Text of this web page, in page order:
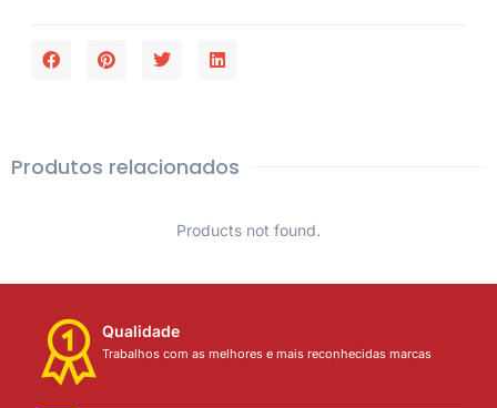
Produtos relacionados
Products not found.
Qualidade
Trabalhos com as melhores e mais reconhecidas marcas